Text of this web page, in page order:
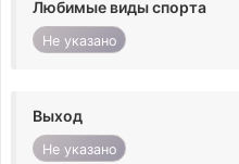
Любимые виды спорта
Не указано
Выход
Не указано